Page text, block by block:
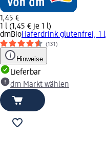
1,45 €
1 l (1,45 € je 1 l)
dmBioHaferdrink glutenfrei, 1 l
(131)
Hinweise
Lieferbar
dm Markt wählen